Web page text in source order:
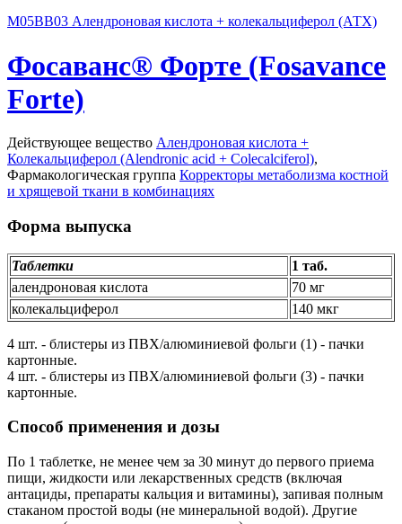
M05BB03 Алендроновая кислота + колекальциферол (АТХ)
Фосаванс® Форте (Fosavance
Forte)
Действующее вещество Алендроновая кислота +
Колекальциферол (Alendronic acid + Colecalciferol),
Фармакологическая группа Корректоры метаболизма костной
и хрящевой ткани в комбинациях
Форма выпуска
Таблетки
1 таб.
алендроновая кислота
70 мг
колекальциферол
140 мкг
4 шт. - блистеры из ПВХ/алюминиевой фольги (1) - пачки
картонные.
4 шт. - блистеры из ПВХ/алюминиевой фольги (3) - пачки
картонные.
Способ применения и дозы
По 1 таблетке, не менее чем за 30 минут до первого приема
пищи, жидкости или лекарственных средств (включая
антациды, препараты кальция и витамины), запивая полным
стаканом простой воды (не минеральной водой). Другие